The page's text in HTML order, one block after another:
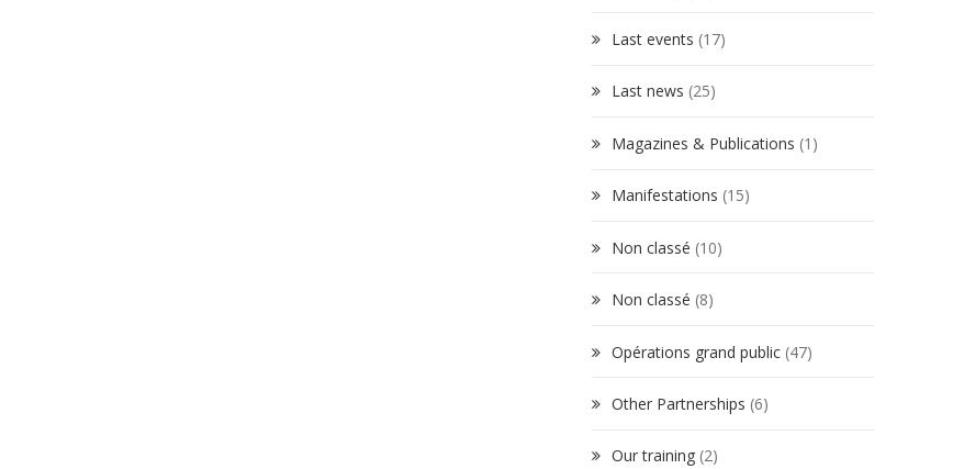
Last events (17)
Last news (25)
Magazines & Publications (1)
Manifestations (15)
Non classé (10)
Non classé (8)
Opérations grand public(47)
Other Partnerships (6)
Our training(2)